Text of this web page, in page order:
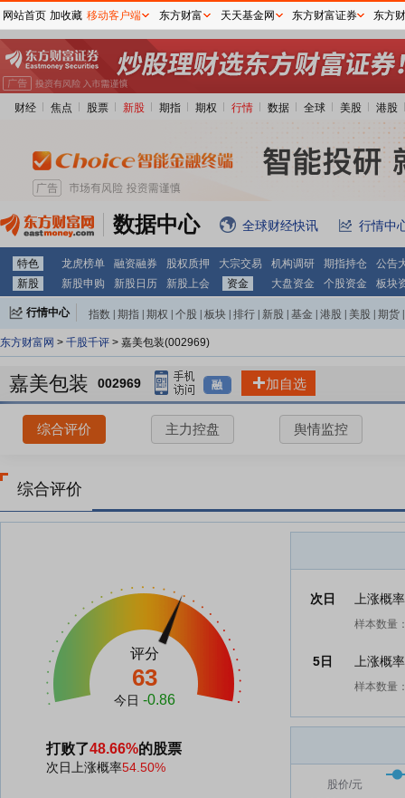
财经 焦点 股票 新股 期指 期权 行情 数据 全球 美股 港股
数据中心 全球财经快讯 行情中
特色 龙虎榜单 融资融券 股权质押 大宗交易 机构调研 期指持仓
公告
新股
新股申购 新股日历 新股上会 资金 大盘资金 个股资金 板块
行情中心 指数 期指 期权 个股 板块 排行 新股 基金 港股 美股 期货
东方财富网 > 千股千评 > 嘉美包装(002969)
嘉美包装 002969 融 加自选
综合评价 主力控盘 舆情监控
综合评价
评分
63
今日 -0.86
打败了48.66%的股票
次日上涨概率54.50%
次日 上涨概
样本数量
5日 上涨概
样本数量
网站首页 加收藏 移动客户端 东方财富 天天基金网 东方财富证券 东方